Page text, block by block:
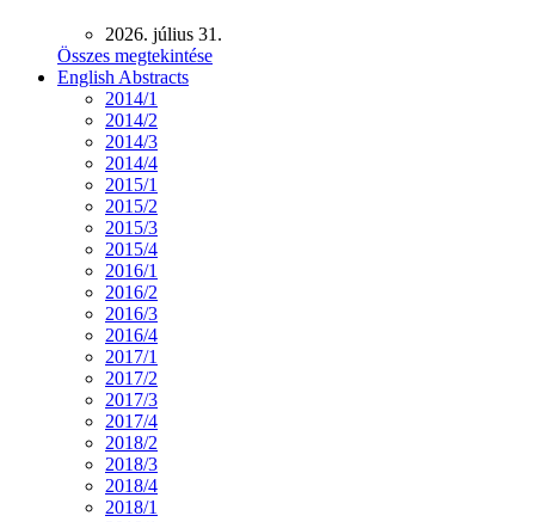
2026. július 31.
Összes megtekintése
English Abstracts
2014/1
2014/2
2014/3
2014/4
2015/1
2015/2
2015/3
2015/4
2016/1
2016/2
2016/3
2016/4
2017/1
2017/2
2017/3
2017/4
2018/2
2018/3
2018/4
2018/1